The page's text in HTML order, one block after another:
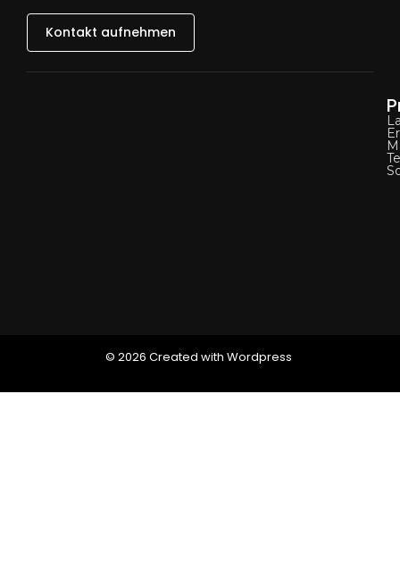
Kontakt aufnehmen
© 2026 Created with Wordpress